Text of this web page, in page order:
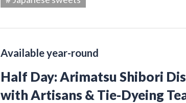
Available year-round
Half Day: Arimatsu Shibori
with Artisans & Tie-Dyeing